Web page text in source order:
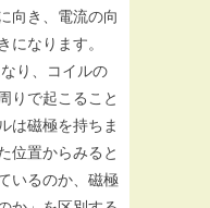
向き、電流の向
になります。
り、コイルの
りで起こること
は磁極を持ちま
位置からみると
いるのか、磁極